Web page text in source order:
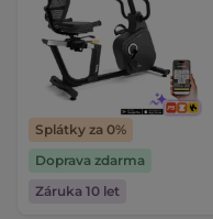
Splátky za 0%
Doprava zdarma
Záruka 10 let